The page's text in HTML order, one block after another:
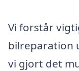
Vi forstår
bilreparation
vi gjort det